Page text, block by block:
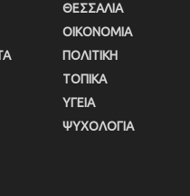
ΘΕΣΣΑΛΙΑ
ΟΙΚΟΝΟΜΙΑ
ΠΟΛΙΤΙΚΗ
ΤΟΠΙΚΑ
ΥΓΕΙΑ
ΨΥΧΟΛΟΓΙΑ